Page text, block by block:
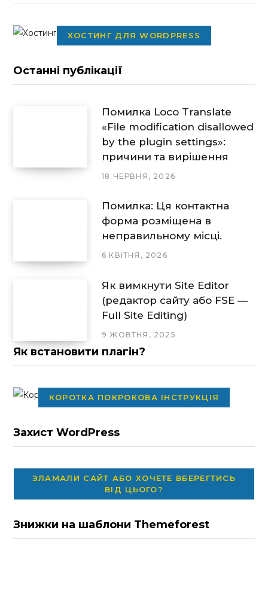
ХОСТИНГ ДЛЯ WORDPRESS
Останні публікації
Помилка Loco Translate
«File modification disallowed
by the plugin settings»:
причини та вирішення
18 ЧЕРВНЯ, 2026
Помилка: Ця контактна
форма розміщена в
неправильному місці.
6 КВІТНЯ, 2026
Як вимкнути Site Editor
(редактор сайту або FSE —
Full Site Editing)
9 ЖОВТНЯ, 2025
Як встановити плагін?
КОРОТКА ПОКРОКОВА ІНСТРУКЦІЯ
Захист WordPress
ЗЛАМАЛИ САЙТ АБО ХОЧЕТЕ ВБЕРЕГТИСЬ
ВІД ЦЬОГО?
Знижки на шаблони Themeforest